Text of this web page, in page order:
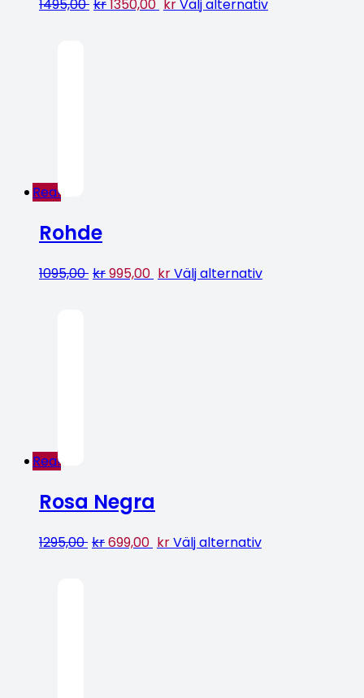
1495,00 kr1350,00 krVälj alternativ
Rea!
Rohde
1095,00 kr995,00 krVälj alternativ
Rea!
Rosa Negra
1295,00 kr699,00 krVälj alternativ